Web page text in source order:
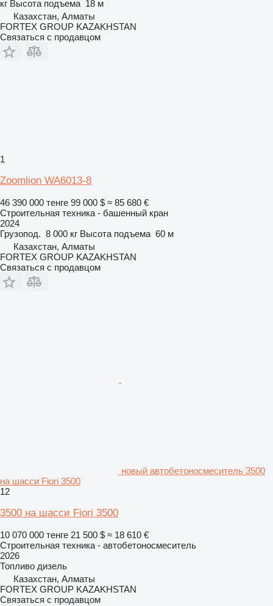
кг Высота подъема 18 м
Казахстан, Алматы
FORTEX GROUP KAZAKHSTAN
Связаться с продавцом
1
Zoomlion WA6013-8
46 390 000 тенге 99 000 $ ≈ 85 680 €
Строительная техника - башенный кран
2024
Грузопод. 8 000 кг Высота подъема 60 м
Казахстан, Алматы
FORTEX GROUP KAZAKHSTAN
Связаться с продавцом
новый автобетоносмеситель 3500
на шасси Fiori 3500
12
3500 на шасси Fiori 3500
10 070 000 тенге 21 500 $ ≈ 18 610 €
Строительная техника - автобетоносмеситель
2026
Топливо дизель
Казахстан, Алматы
FORTEX GROUP KAZAKHSTAN
Связаться с продавцом